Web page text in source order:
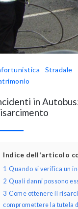
Stradale
in
Indice dell'articolo
1 Quando si verifica un
2 Quali danni possono
3 Come ottenere il
compromettere la tutela